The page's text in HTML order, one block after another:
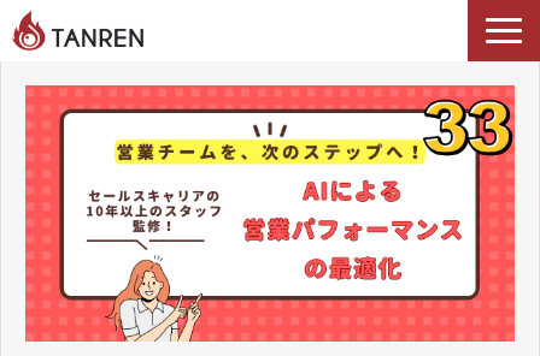
TANRENとは
AIイネーブルメント
選ばれる理由
導入事例
料金・プラン
ブログ